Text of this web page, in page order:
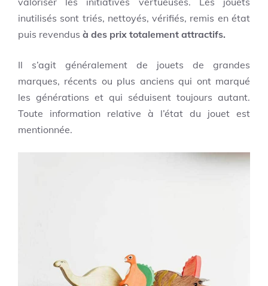
inutilisés sont triés, nettoyés, vérifiés, remis en état
puis revendus à des prix totalement attractifs.
Il s’agit généralement de jouets de grandes
marques, récents ou plus anciens qui ont marqué
les générations et qui séduisent toujours autant.
Toute information relative à l’état du jouet est
mentionnée.